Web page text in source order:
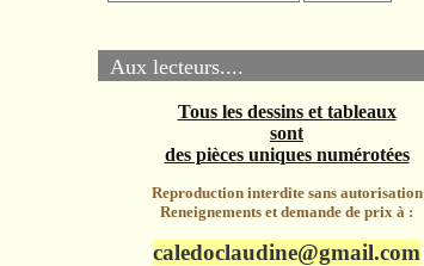
Aux lecteurs....
Tous les dessins et tableaux
sont
des pièces uniques numérotées
Reproduction interdite sans autorisation
Reneignements et demande de prix à :
caledoclaudine@gmail.com